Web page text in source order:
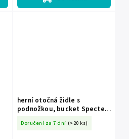
herní otočná židle s
podnožkou, bucket Specter
Doručení za 7 dní (>20 ks)